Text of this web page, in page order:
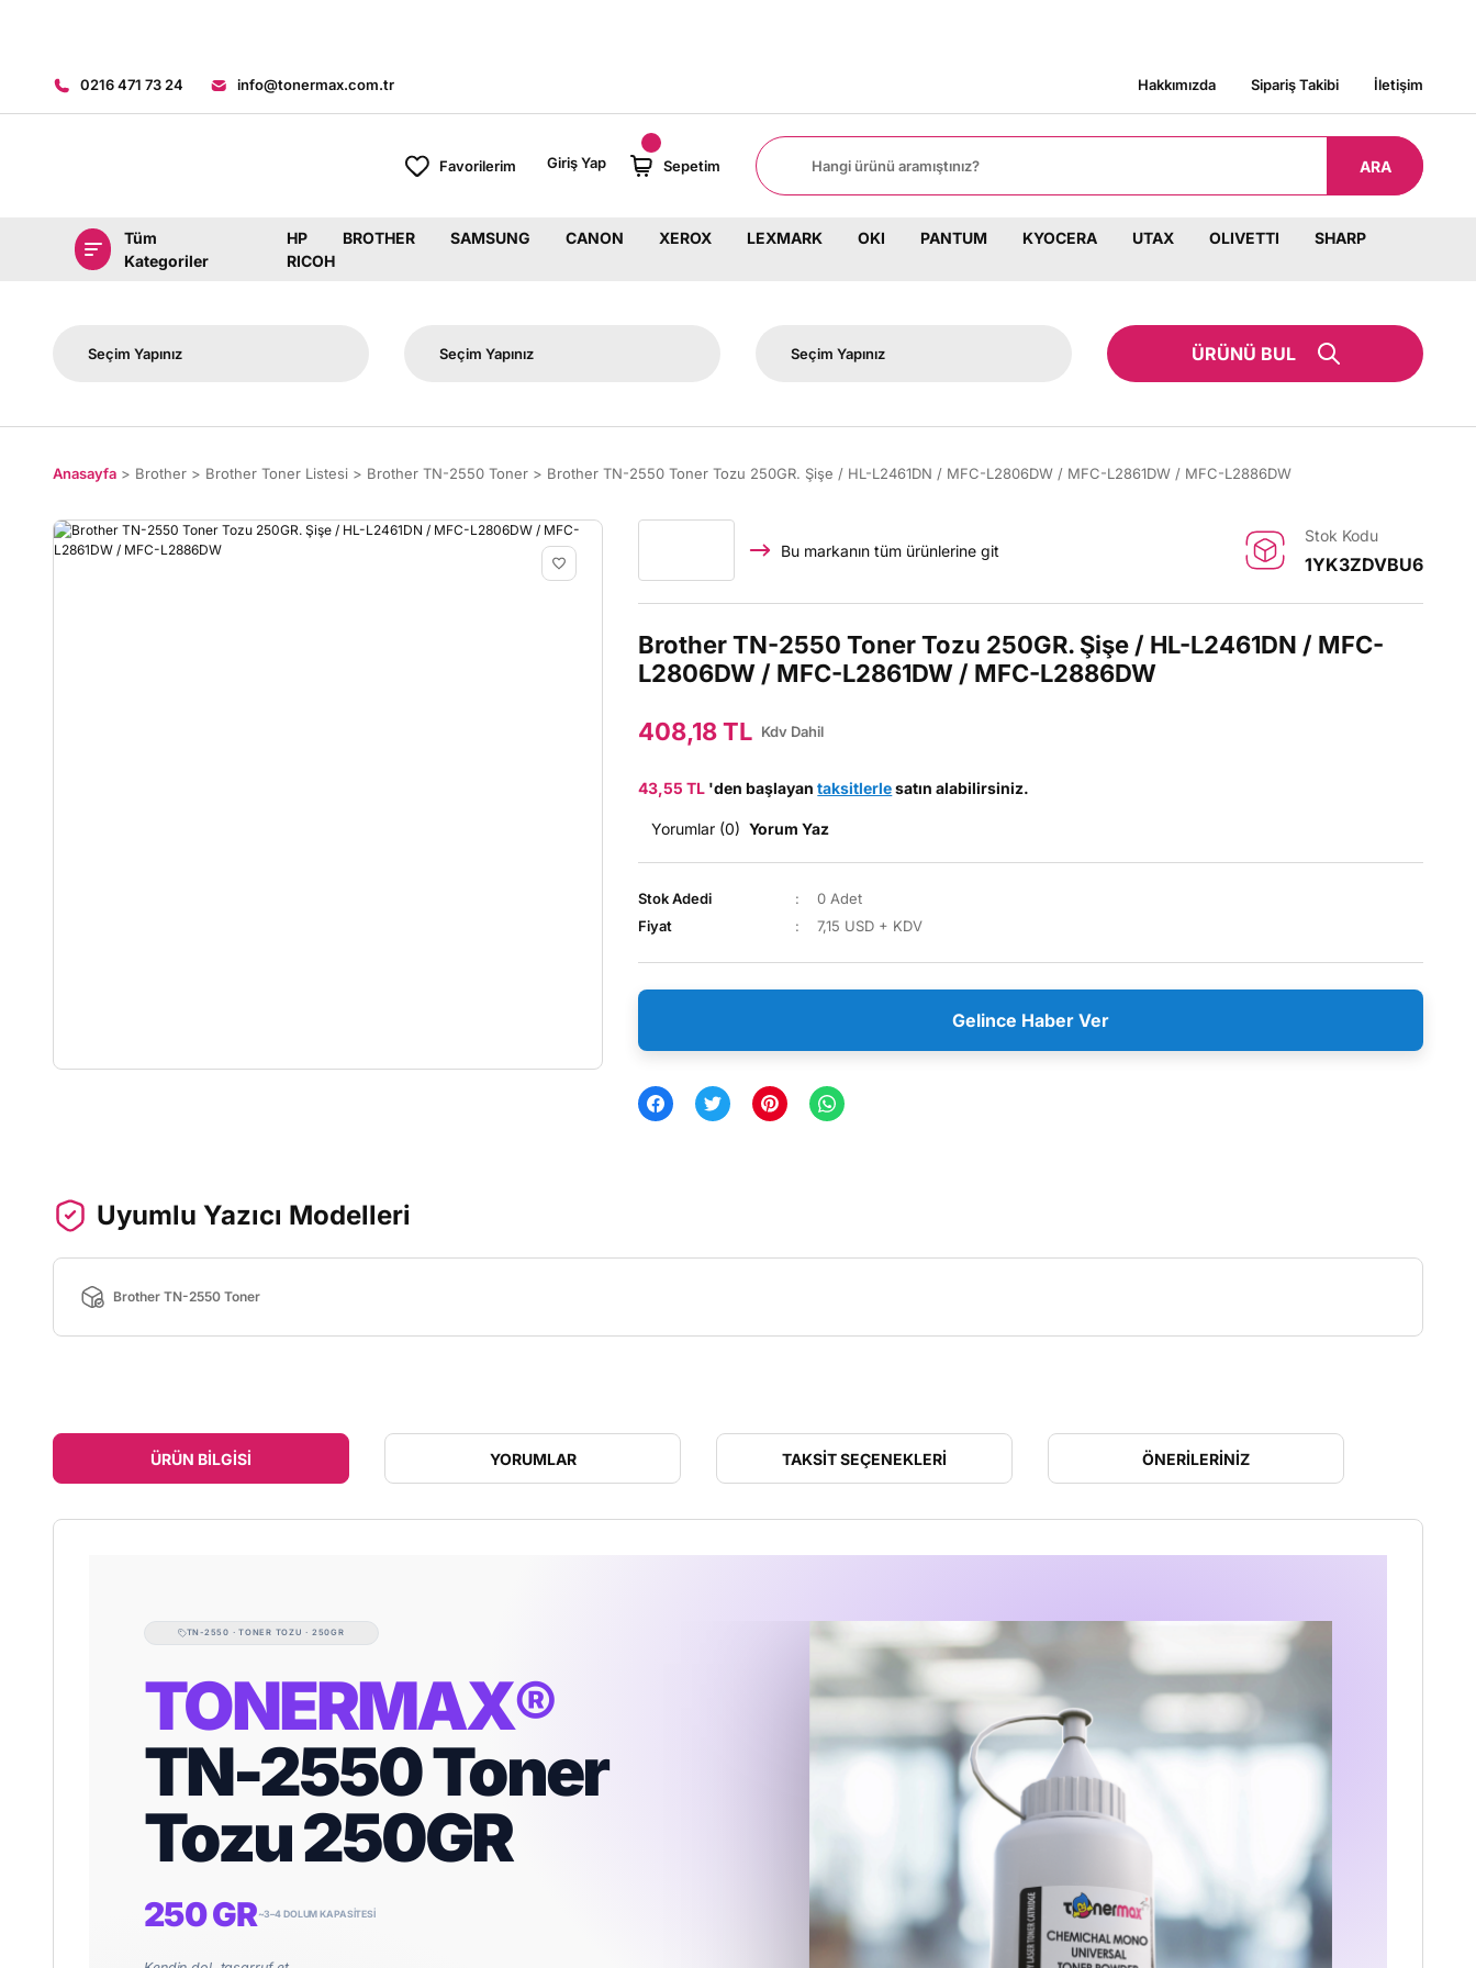
0216 471 73 24 info@tonermax.com.tr Hakkımızda Sipariş Takibi İletişim
ARA
Favorilerim Giriş Yap Sepetim
Tüm
Kategoriler
HP BROTHER SAMSUNG CANON XEROX LEXMARK OKI PANTUM KYOCERA UTAX OLIVETTI
SHARP
RICOH
ÜRÜNÜ BUL
Anasayfa Brother Brother Toner Listesi Brother TN-2550 Toner Brother TN-2550 Toner Tozu 250GR. Şişe / HL-L2461DN / MFC-L2806DW / MFC-L2861DW / MFC-L2886DW
Bu markanın tüm ürünlerine git
Stok Kodu
1YK3ZDVBU6
Brother TN-2550 Toner Tozu 250GR. Şişe / HL-L2461DN / MFC-
L2806DW / MFC-L2861DW / MFC-L2886DW
408,18 TL Kdv Dahil
43,55 TL 'den başlayan taksitlerlesatın alabilirsiniz.
Yorumlar (0) Yorum Yaz
Stok Adedi
0 Adet
Fiyat
7,15 USD + KDV
Gelince Haber Ver
Uyumlu Yazıcı Modelleri
Brother TN-2550 Toner
ÜRÜN BILGISI YORUMLAR TAKSIT SEÇENEKLERI ÖNERILERINIZ
TN-2550 · TONER TOZU · 250GR
TONERMAX®
TN-2550 Toner
Tozu 250GR
250 GR ~3–4 DOLUM KAPASITESI